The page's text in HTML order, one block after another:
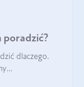
poradzić?
dlaczego.